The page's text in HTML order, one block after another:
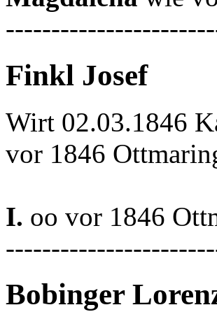
Finkl Josef
Wirt 02.03.1846
vor 1846
I. oo vor 1846
Bobinger